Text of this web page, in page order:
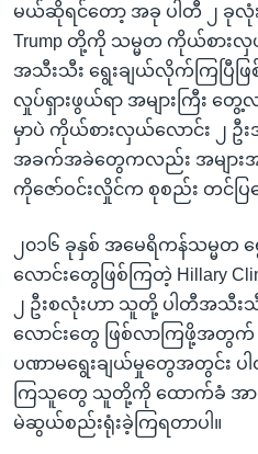
ကျော်
မယ်ဆိုရင်တော့ အခု ပါတီ ၂ ခုလုံးက
Trump တို့ကို သမ္မတ ကိုယ်စား
အသီးသီး ရွေးချယ်လိုက်ကြပြီ
လှုပ်ရှားဖွယ်ရာ အများကြီး တွေ့
မှာပဲ ကိုယ်စားလှယ်လောင်း ၂ ဦ
အခက်အခဲတွေကလည်း အများအပြ
ကိုဇော်ဝင်းလှိုင်က စုစည်း တင်ပြ
၂၀၁၆ ခုနှစ် အမေရိကန်သမ္မ
လောင်းတွေဖြစ်ကြတဲ့ Hillary
၂ ဦးစလုံးဟာ သူတို့ ပါတီအသီ
လောင်းတွေ ဖြစ်လာကြဖို့အတွက်
ပဏာမရွေးချယ်မှုတွေအတွင်း ပ
ကြသူတွေ သူတို့ကို ထောက်ခံ အားပ
မဲဆွယ်စည်းရုံးခဲ့ကြရတာပါ။